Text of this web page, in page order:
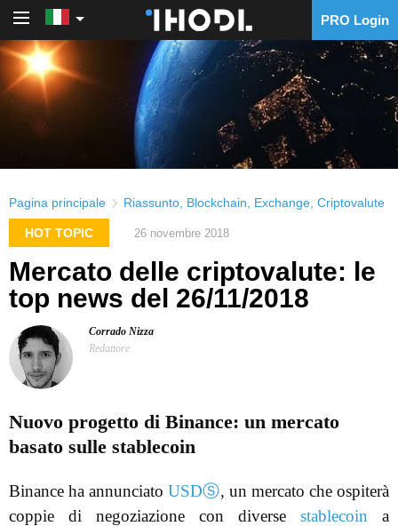
PRO Login
Pagina principale Riassunto Blockchain Exchange Criptovalute
HOT TOPIC 26 novembre 2018
Mercato delle criptovalute: le
top news del 26/11/2018
Corrado Nizza
Redattore
Nuovo progetto di Binance: un mercato
basato sulle stablecoin
Binance ha annunciatoUSDⓈ, un mercato che ospiterà
coppie di negoziazione con diverse stablecoin a